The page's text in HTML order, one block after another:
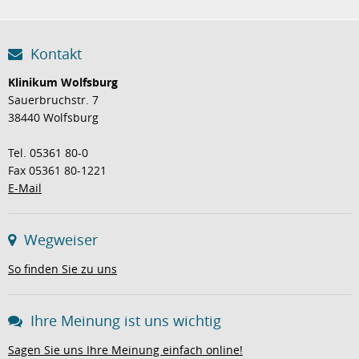
Kontakt
Klinikum Wolfsburg
Sauerbruchstr. 7
38440 Wolfsburg
Tel. 05361 80-0
Fax 05361 80-1221
E-Mail
Wegweiser
So finden Sie zu uns
Ihre Meinung ist uns wichtig
Sagen Sie uns Ihre Meinung einfach online!